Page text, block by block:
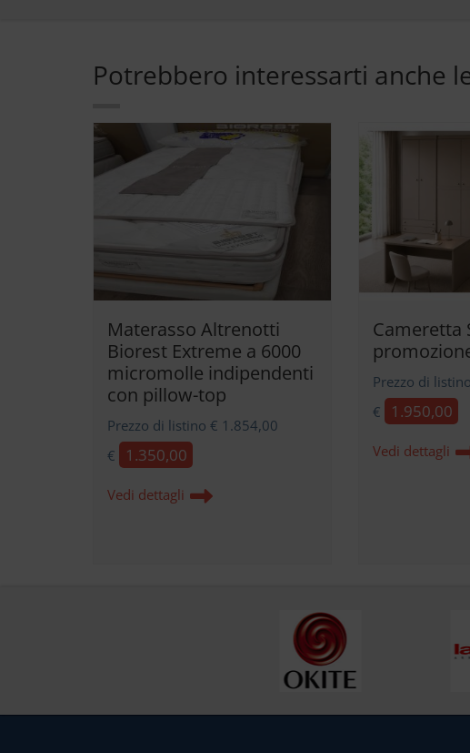
Potrebbero interessarti anche
Materasso Altrenotti
Biorest Extreme a 6000
micromolle indipendenti
con pillow-top
Prezzo di listino € 1.854,00
€
1.350,00
Vedi dettagli
Cameretta
Prezzo di
€
1.950,00
Vedi dettagli